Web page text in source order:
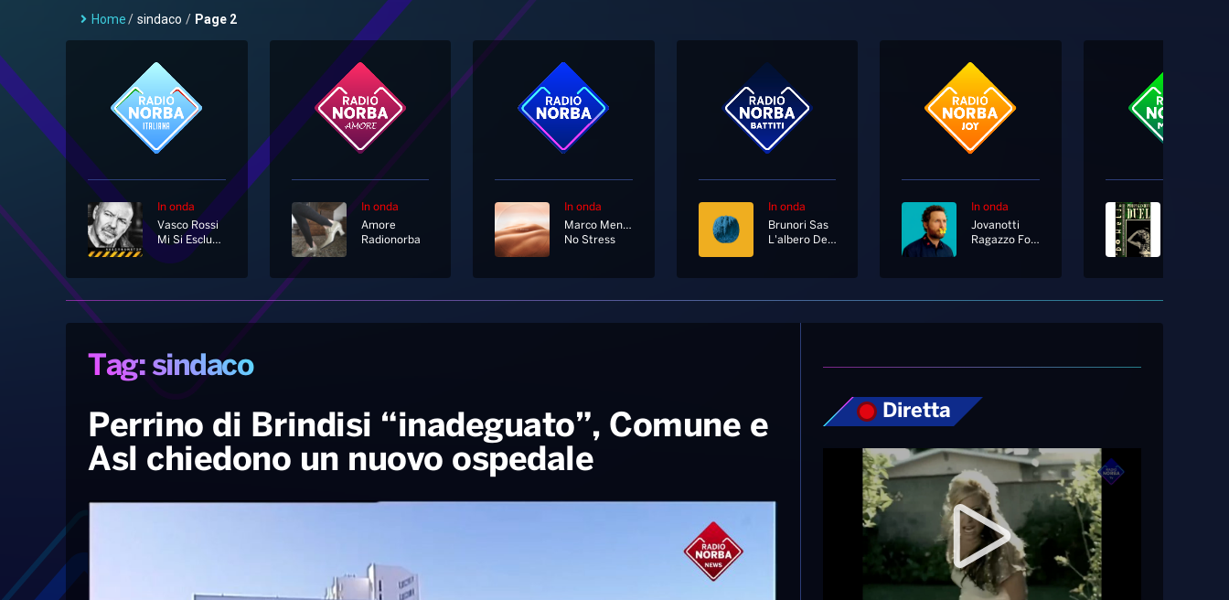
Home/ sindaco / Page 2
In onda
Vasco Rossi
Mi Si Escludeva
In onda
Amore
Radionorba
In onda
Marco Mengoni
No Stress
In onda
Brunori Sas
L'albero Delle Noci
In onda
Jovanotti
Ragazzo Fortunato